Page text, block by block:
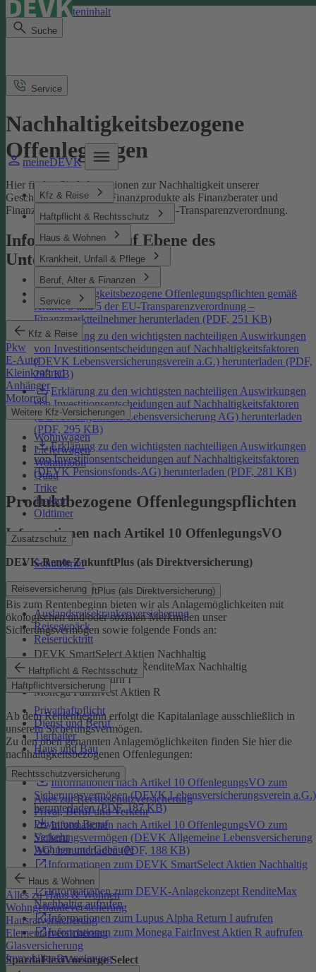
Direkt zum Seiteninhalt
Suche
meineDEVK
Kfz & Reise
Haftpflicht & Rechtsschutz
Haus & Wohnen
Krankheit, Unfall & Pflege
Beruf, Alter & Finanzen
Service
Kfz & Reise
Pkw
E-Auto
Kleinkraftrad
Anhänger
Motorrad
Weitere Kfz-Versicherungen
Wohnwagen
Lieferwagen
Wohnmobil
Quad
Trike
Traktor
Oldtimer
Zusatzschutz
Schutzbrief
Reiseversicherung
Auslandsreisekrankenversicherung
Reisegepäck
Reiserücktritt
Haftpflicht & Rechtsschutz
Haftpflichtversicherung
Privathaftpflicht
Dienst und Beruf
Tierhalter
Haus und Bau
Rechtsschutzversicherung
Alles zur Rechtsschutzversicherung
Privat, Beruf und Verkehr
Privat und Beruf
Verkehr
Wohnen und Gebäude
Haus & Wohnen
Alles zu Haus & Wohnen
Wohngebäudeversicherung
Hausratversicherung
Elementarversicherung
Glasversicherung
Immobilienfinanzierung
Service
Nachhaltigkeitsbezogene
Offenlegungen
Hier finden Sie Informationen zur Nachhaltigkeit unserer
Geschäftsprozesse und Finanzprodukte als Finanzberater und
Finanzmarktteilnehmer gemäß der EU-Transparenzverordnung.
Informationen auf Ebene des
Unternehmens
Nachhaltigkeitsbezogene Offenlegungspflichten gemäß
Artikel 3 und 5 der EU-Transparenzverordnung –
Finanzmarktteilnehmer herunterladen (PDF, 251 KB)
Erklärung zu den wichtigsten nachteiligen Auswirkungen
von Investitionsentscheidungen auf Nachhaltigkeitsfaktoren
(DEVK Lebensversicherungsverein a.G.) herunterladen (PDF,
293 KB)
Erklärung zu den wichtigsten nachteiligen Auswirkungen
von Investitionsentscheidungen auf Nachhaltigkeitsfaktoren
(DEVK Allgemeine Lebensversicherung AG) herunterladen
(PDF, 295 KB)
Erklärung zu den wichtigsten nachteiligen Auswirkungen
von Investitionsentscheidungen auf Nachhaltigkeitsfaktoren
(DEVK Pensionsfonds-AG) herunterladen (PDF, 281 KB)
Produktbezogene Offenlegungspflichten
Informationen nach Artikel 10 OffenlegungsVO
DEVK-Rente ZukunftPlus (als Direktversicherung)
DEVK-Rente ZukunftPlus (als Direktversicherung)
Bis zum Rentenbeginn bieten wir als Anlagemöglichkeiten mit
ökologischen und/oder sozialen Merkmalen unser
Sicherungsvermögen sowie folgende Fonds an:
DEVK SmartSelect Aktien Nachhaltig
DEVK-Anlagekonzept RenditeMax Nachhaltig
Lupus Alpha Return I
Monega FairInvest Aktien R
Ab dem Rentenbeginn erfolgt die Kapitalanlage ausschließlich in
unserem Sicherungsvermögen.
Zu den oben genannten Anlagemöglichkeiten finden Sie hier die
nachhaltigkeitsbezogenen Offenlegungen:
Informationen nach Artikel 10 OffenlegungsVO zum
Sicherungsvermögen (DEVK Lebensversicherungsverein a.G.)
herunterladen (PDF, 187 KB)
Informationen nach Artikel 10 OffenlegungsVO zum
Sicherungsvermögen (DEVK Allgemeine Lebensversicherung
AG) herunterladen (PDF, 188 KB)
Informationen zum DEVK SmartSelect Aktien Nachhaltig
aufrufen
Informationen zum DEVK-Anlagekonzept RenditeMax
Nachhaltig aufrufen
Informationen zum Lupus Alpha Return I aufrufen
Informationen zum Monega FairInvest Aktien R aufrufen
SpardaFlexiVorsorge Select